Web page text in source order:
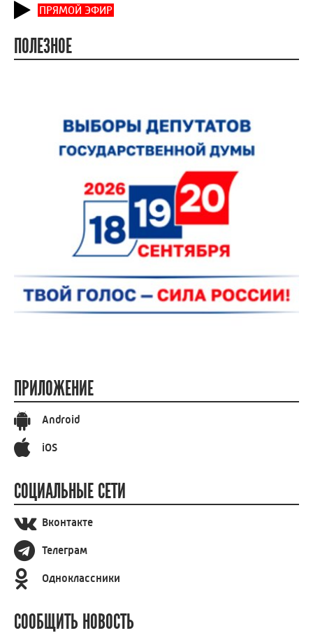
ПРЯМОЙ ЭФИР
ПОЛЕЗНОЕ
ПРИЛОЖЕНИЕ
Android
iOS
СОЦИАЛЬНЫЕ СЕТИ
Вконтакте
Телеграм
Одноклассники
СООБЩИТЬ НОВОСТЬ